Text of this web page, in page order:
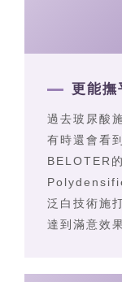
更能撫
過去玻尿酸
有時還會看
BELOTER
泛白技術施
達到滿意效果